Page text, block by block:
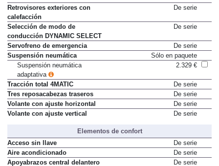
antideslumbramiento automático
Retrovisores exteriores con
calefacción
Selección de modo de
conducción DYNAMIC SELECT
Servofreno de emergencia
De serie
Suspensión neumática
Sólo en paquete
Suspensión neumática
adaptativa
Tracción total 4MATIC
De serie
Tres reposacabezas traseros
De serie
Volante con ajuste horizontal
De serie
Elementos de confort
Acceso sin llave
De serie
Aire acondicionado
De serie